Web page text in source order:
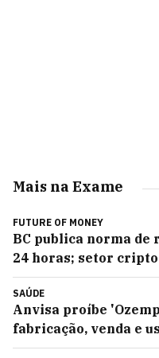
Mais na Exame
FUTURE OF MONEY
BC publica norma de
24 horas; setor
SAÚDE
Anvisa proíbe
fabricação, venda e